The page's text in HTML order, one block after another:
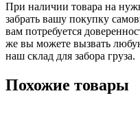
При наличии товара на
забрать вашу покупку
вам потребуется
же вы можете вызвать
наш склад для забора груза.
Похожие товары